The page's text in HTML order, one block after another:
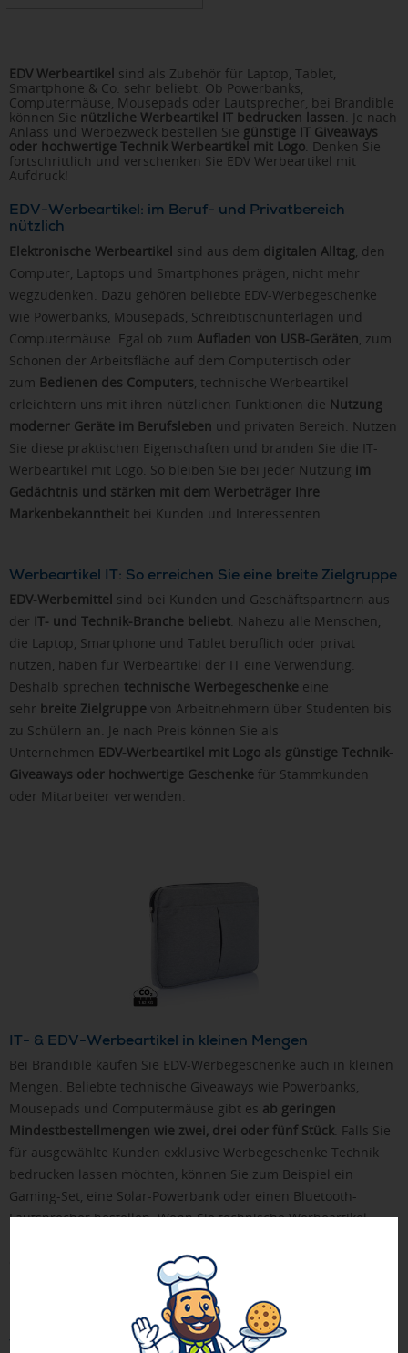
EDV Werbeartikel sind als Zubehör für Laptop, Tablet,
Smartphone & Co. sehr beliebt. Ob Powerbanks,
Computermäuse, Mousepads oder Lautsprecher, bei Brandible
können Sie nützliche Werbeartikel IT bedrucken lassen. Je nach
Anlass und Werbezweck bestellen Sie günstige IT Giveaways
oder hochwertige Technik Werbeartikel mit Logo. Denken Sie
fortschrittlich und verschenken Sie EDV Werbeartikel mit
Aufdruck!
EDV-Werbeartikel: im Beruf- und Privatbereich
nützlich
Elektronische Werbeartikel sind aus dem digitalen Alltag , den
Computer, Laptops und Smartphones prägen, nicht mehr
wegzudenken. Dazu gehören beliebte EDV-Werbegeschenke
wie Powerbanks, Mousepads, Schreibtischunterlagen und
Computermäuse. Egal ob zum Aufladen von USB-Geräten , zum
Schonen der Arbeitsfläche auf dem Computertisch oder
zum Bedienen des Computers , technische Werbeartikel
erleichtern uns mit ihren nützlichen Funktionen die Nutzung
moderner Geräte im Berufsleben und privaten Bereich. Nutzen
Sie diese praktischen Eigenschaften und branden Sie die IT-
Werbeartikel mit Logo. So bleiben Sie bei jeder Nutzung im
Gedächtnis und stärken mit dem Werbeträger Ihre
Markenbekanntheit bei Kunden und Interessenten.
Werbeartikel IT: So erreichen Sie eine breite Zielgruppe
EDV-Werbemittel sind bei Kunden und Geschäftspartnern aus
der IT- und Technik-Branche beliebt. Nahezu alle Menschen,
die Laptop, Smartphone und Tablet beruflich oder privat
nutzen, haben für Werbeartikel der IT eine Verwendung.
Deshalb sprechen technische Werbegeschenke eine
sehr breite Zielgruppe von Arbeitnehmern über Studenten bis
zu Schülern an. Je nach Preis können Sie als
Unternehmen EDV-Werbeartikel mit Logo als günstige Technik-
Giveaways oder hochwertige Geschenke für Stammkunden
oder Mitarbeiter verwenden.
IT- & EDV-Werbeartikel in kleinen Mengen
Bei Brandible kaufen Sie EDV-Werbegeschenke auch in kleinen
Mengen. Beliebte technische Giveaways wie Powerbanks,
Mousepads und Computermäuse gibt es ab geringen
Mindestbestellmengen wie zwei, drei oder fünf Stück. Falls Sie
für ausgewählte Kunden exklusive Werbegeschenke Technik
bedrucken lassen möchten, können Sie zum Beispiel ein
Gaming-Set, eine Solar-Powerbank oder einen Bluetooth-
Lautsprecher bestellen. Wenn Sie technische Werbeartikel
deutliches Zeichen für einedauerhafte Zusammenarbeit
ideal also, um die Kundenbindung zu stärken.
Was sind die Klassiker unter den EDV-Werbeartikeln?